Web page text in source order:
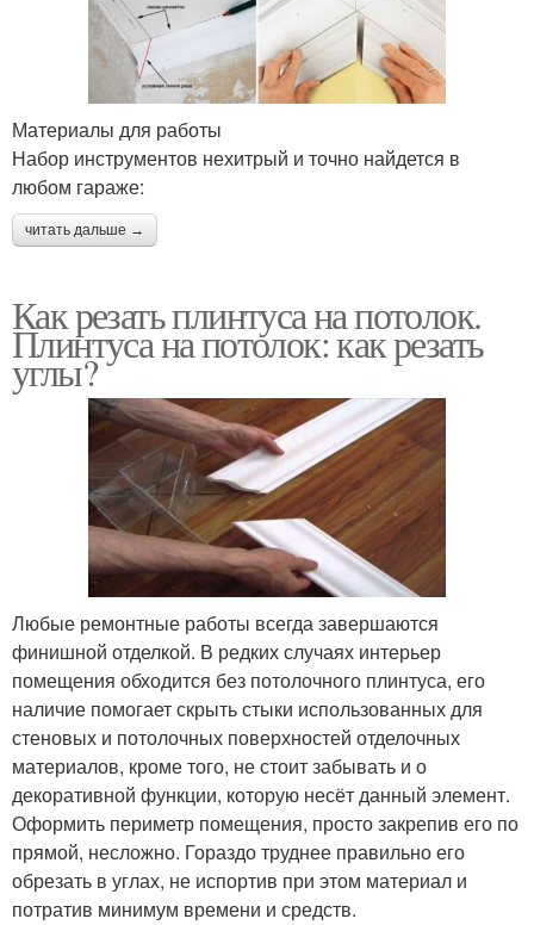
Материалы для работы
Набор инструментов нехитрый и точно найдется в
любом гараже:
читать дальше →
Как резать плинтуса на потолок.
Плинтуса на потолок: как резать
углы?
Любые ремонтные работы всегда завершаются
финишной отделкой. В редких случаях интерьер
помещения обходится без потолочного плинтуса, его
наличие помогает скрыть стыки использованных для
стеновых и потолочных поверхностей отделочных
материалов, кроме того, не стоит забывать и о
декоративной функции, которую несёт данный элемент.
Оформить периметр помещения, просто закрепив его по
прямой, несложно. Гораздо труднее правильно его
обрезать в углах, не испортив при этом материал и
потратив минимум времени и средств.